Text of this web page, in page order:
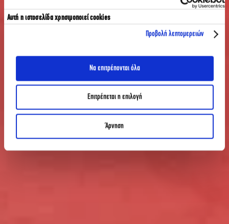
Αυτή η ιστοσελίδα χρησιμοποιεί cookies
Προβολή λεπτομερειών
Να επιτρέπονται όλα
Επιτρέπεται η επιλογή
Άρνηση